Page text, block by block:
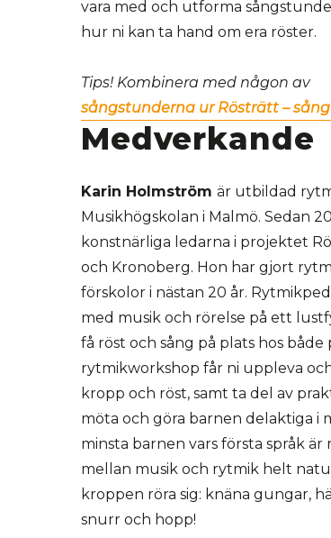
vara med och utforma
hur ni kan ta hand om era röster.
Tips! Kombinera med någon av
sångstunderna ur Rösträtt –
Medverkande
Karin Holmström är utbildad
Musikhögskolan i Malmö. Sedan
konstnärliga ledarna i projektet
och Kronoberg. Hon har gjort
förskolor i nästan 20 år.
med musik och rörelse på ett
få röst och sång på plats hos
rytmikworkshop får ni uppleva
kropp och röst, samt ta del av
möta och göra barnen delaktiga i
minsta barnen vars första språk
mellan musik och rytmik helt
kroppen röra sig: knäna gungar,
snurr och hopp!